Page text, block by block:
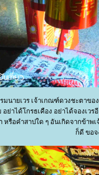
รมนายเวร เจ้าเกณฑ์ดวงชะตาข
อย่าได้โกรธเคือง อย่าได้จองเว
หรือคำสาปใด ๆ อันเกิดจากข้า
ก็ดี ขอ